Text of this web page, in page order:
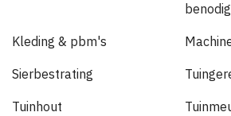
Kleding & pbm's
Sierbestrating
Tuinhout